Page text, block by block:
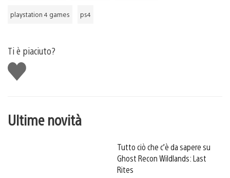
playstation 4 games ps4
Ti è piaciuto?
Mi
piace
Ultime novità
Tutto ciò che c’è da sapere su
Ghost Recon Wildlands: Last
Rites